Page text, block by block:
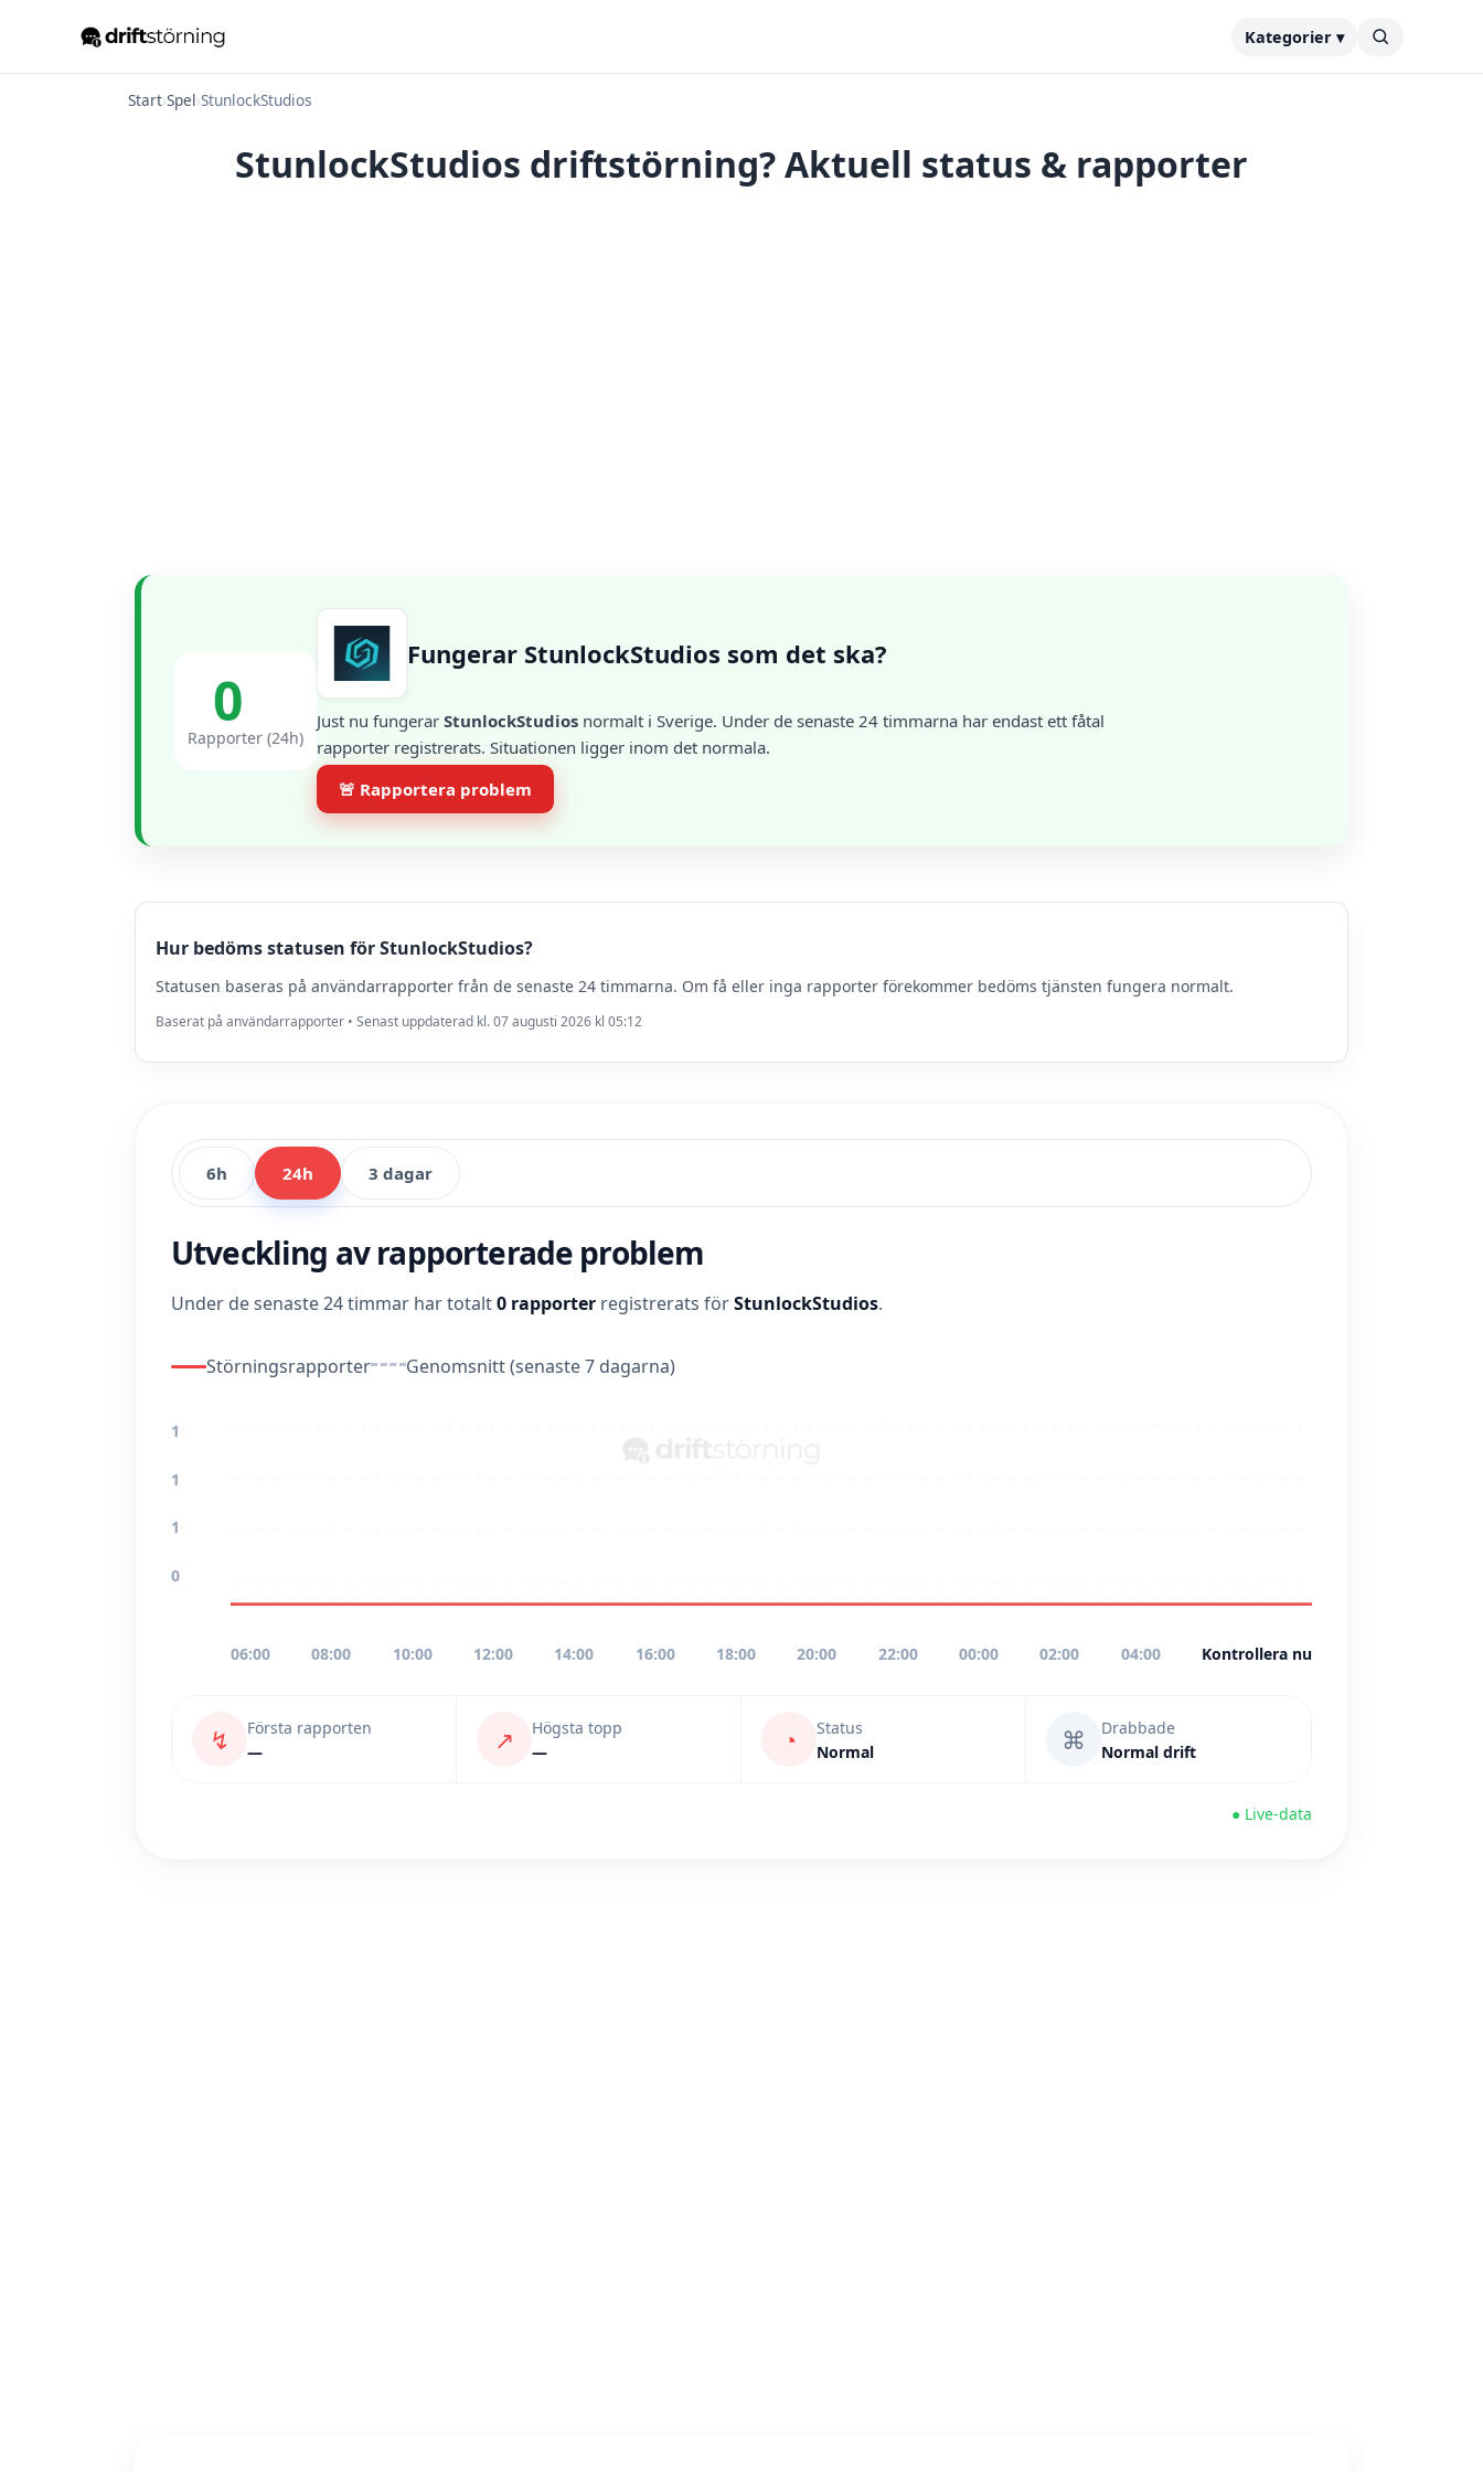
Kategorier ▾
Start›Spel›StunlockStudios
StunlockStudios driftstörning? Aktuell status & rapporter
0
Rapporter (24h)
Fungerar StunlockStudios som det ska?
Just nu fungerar StunlockStudios normalt i Sverige. Under de senaste 24 timmarna har endast ett fåtal
rapporter registrerats. Situationen ligger inom det normala.
🚨 Rapportera problem
Hur bedöms statusen för StunlockStudios?
Statusen baseras på användarrapporter från de senaste 24 timmarna. Om få eller inga rapporter förekommer bedöms tjänsten fungera normalt.
Baserat på användarrapporter • Senast uppdaterad kl. 07 augusti 2026 kl 05:12
6h 24h 3 dagar
Utveckling av rapporterade problem
Under de senaste 24 timmar har totalt0 rapporter registrerats förStunlockStudios.
Störningsrapporter Genomsnitt (senaste 7 dagarna)
1
1
1
0
06:00 08:00 10:00 12:00 14:00 16:00 18:00 20:00 22:00 00:00 02:00 04:00 Kontrollera nu
↯
Första rapporten
—
↗
Högsta topp
—
◔
Status
Normal
⌘
Drabbade
Normal drift
● Live-data